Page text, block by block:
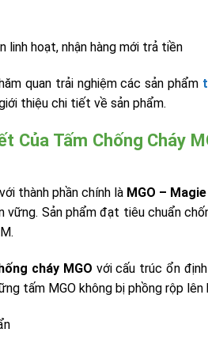
linh hoạt, nhận hàng mới trả tiền
quan trải nghiệm các sản phẩm
thiệu chi tiết về sản phẩm.
Của Tấm Chống Cháy
thành phần chính là MGO –
vững. Sản phẩm đạt tiêu chuẩn
cháy MGO với cấu trúc ổn
tấm MGO không bị phồng rộp